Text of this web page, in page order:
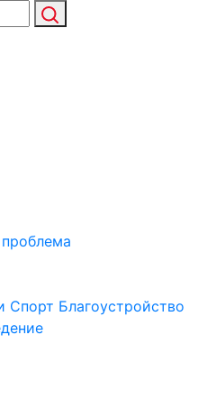
Спорт Благоустройство